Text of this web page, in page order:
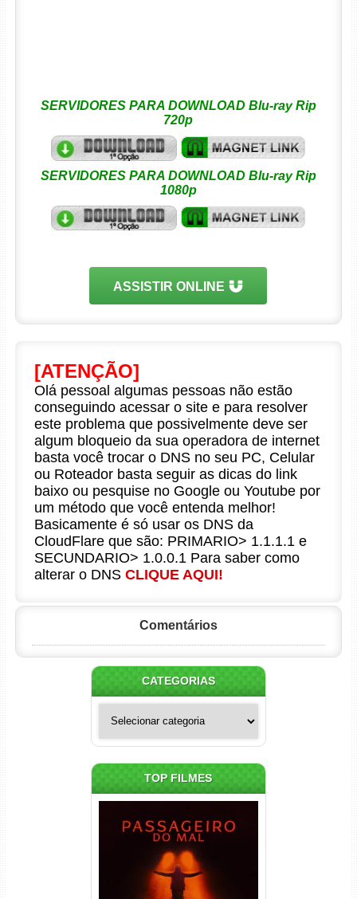
SERVIDORES PARA DOWNLOAD Blu-ray Rip
720p
SERVIDORES PARA DOWNLOAD Blu-ray Rip
1080p
ASSISTIR ONLINE
[ATENÇÃO]
Olá pessoal algumas pessoas não estão
conseguindo acessar o site e para resolver
este problema que possivelmente deve ser
algum bloqueio da sua operadora de internet
basta você trocar o DNS no seu PC, Celular
ou Roteador basta seguir as dicas do link
baixo ou pesquise no Google ou Youtube por
um método que você entenda melhor!
Basicamente é só usar os DNS da
CloudFlare que são: PRIMARIO> 1.1.1.1 e
SECUNDARIO> 1.0.0.1 Para saber como
alterar o DNS CLIQUE AQUI!
Comentários
CATEGORIAS
TOP FILMES